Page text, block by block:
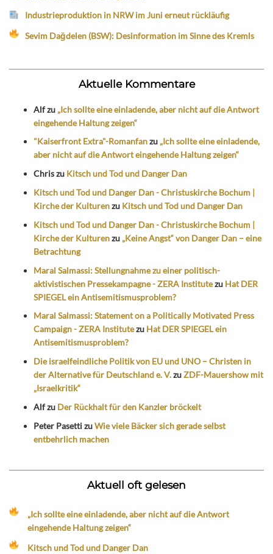
Industrieproduktion in NRW im Juni erneut rückläufig
Sevim Dağdelen (BSW): Desinformation im Sinne des Kremls
Aktuelle Kommentare
Alfzu „Ich sollte eine einladende, aber nicht auf die Antwort
eingehende Haltung zeigen“
"Kaiserfront Extra"-Romanfanzu „Ich sollte eine einladende,
aber nicht auf die Antwort eingehende Haltung zeigen“
Chriszu Kitsch und Tod und Danger Dan
Kitsch und Tod und Danger Dan - Christuskirche Bochum |
Kirche der Kulturenzu Kitsch und Tod und Danger Dan
Kitsch und Tod und Danger Dan - Christuskirche Bochum |
Kirche der Kulturenzu „Keine Angst“ von Danger Dan – eine
Betrachtung
Maral Salmassi: Stellungnahme zu einer politisch-
aktivistischen Pressekampagne - ZERA Institutezu Hat DER
SPIEGEL ein Antisemitismusproblem?
Maral Salmassi: Statement on a Politically Motivated Press
Campaign - ZERA Institutezu Hat DER SPIEGEL ein
Antisemitismusproblem?
Die israelfeindliche Politik von EU und UNO – Christen in
der Alternative für Deutschland e. V.zuZDF-Mauershow mit
„Israelkritik“
Alfzu Der Rückhalt für den Kanzler bröckelt
Peter PasettizuWie viele Bäcker sich gerade selbst
entbehrlich machen
Aktuell oft gelesen
„Ich sollte eine einladende, aber nicht auf die Antwort
eingehende Haltung zeigen“
Kitsch und Tod und Danger Dan